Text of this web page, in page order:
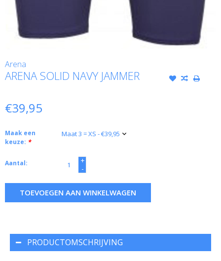
Arena
ARENA SOLID NAVY JAMMER
€39,95
Maak een
keuze: *
Aantal:
+
-
TOEVOEGEN AAN WINKELWAGEN
PRODUCTOMSCHRIJVING